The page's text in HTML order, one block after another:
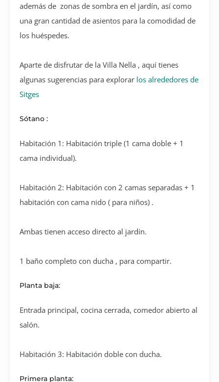
además de zonas de sombra en el jardín, así como
una gran cantidad de asientos para la comodidad de
los huéspedes.
Aparte de disfrutar de la Villa Nella , aquí tienes
algunas sugerencias para explorar los alrededores de
Sitges
Sótano :
Habitación 1: Habitación triple (1 cama doble + 1
cama individual).
Habitación 2: Habitación con 2 camas separadas + 1
habitación con cama nido ( para niños) .
Ambas tienen acceso directo al jardín.
1 baño completo con ducha , para compartir.
Planta baja:
Entrada principal, cocina cerrada, comedor abierto al
salón.
Habitación 3: Habitación doble con ducha.
Primera planta: